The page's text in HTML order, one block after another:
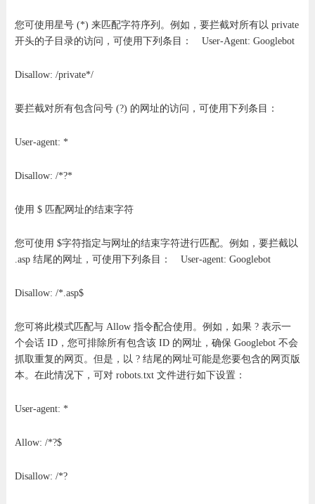
您可使用星号 (*) 来匹配字符序列。例如，要拦截对所有以 private
开头的子目录的访问，可使用下列条目： User-Agent: Googlebot
Disallow: /private*/
要拦截对所有包含问号 (?) 的网址的访问，可使用下列条目：
User-agent: *
Disallow: /*?*
使用 $ 匹配网址的结束字符
您可使用 $字符指定与网址的结束字符进行匹配。例如，要拦截以
.asp 结尾的网址，可使用下列条目： User-agent: Googlebot
Disallow: /*.asp$
您可将此模式匹配与 Allow 指令配合使用。例如，如果 ? 表示一
个会话 ID，您可排除所有包含该 ID 的网址，确保 Googlebot 不会
抓取重复的网页。但是，以 ? 结尾的网址可能是您要包含的网页版
本。在此情况下，可对 robots.txt 文件进行如下设置：
User-agent: *
Allow: /*?$
Disallow: /*?